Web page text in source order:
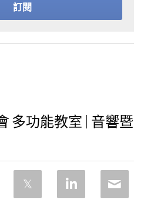
訂閱
多功能教室 | 音響暨